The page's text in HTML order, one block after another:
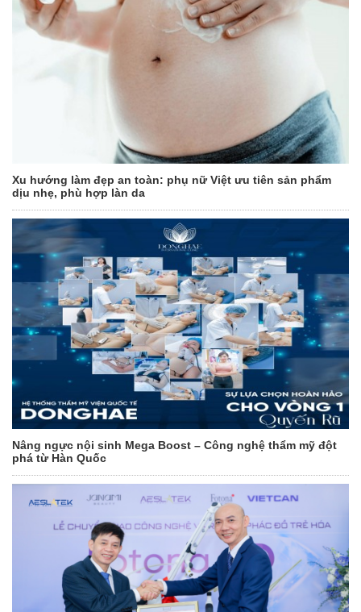
Xu hướng làm đẹp an toàn: phụ nữ Việt ưu tiên sản phẩm
dịu nhẹ, phù hợp làn da
Nâng ngực nội sinh Mega Boost – Công nghệ thẩm mỹ đột
phá từ Hàn Quốc